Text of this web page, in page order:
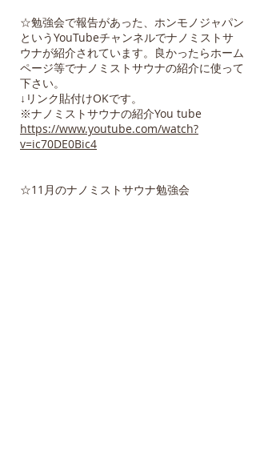
☆勉強会で報告があった、ホンモノジャパン
というYouTubeチャンネルでナノミストサ
ウナが紹介されています。良かったらホーム
ページ等でナノミストサウナの紹介に使って
下さい。
↓リンク貼付けOKです。
※ナノミストサウナの紹介You tube
https://www.youtube.com/watch?
v=ic70DE0Bic4
☆11月のナノミストサウナ勉強会